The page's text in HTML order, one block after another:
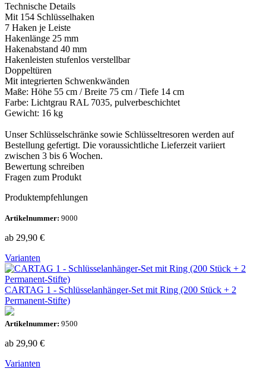
Technische Details
Mit 154 Schlüsselhaken
7 Haken je Leiste
Hakenlänge 25 mm
Hakenabstand 40 mm
Hakenleisten stufenlos verstellbar
Doppeltüren
Mit integrierten Schwenkwänden
Maße: Höhe 55 cm / Breite 75 cm / Tiefe 14 cm
Farbe: Lichtgrau RAL 7035, pulverbeschichtet
Gewicht: 16 kg
Unser Schlüsselschränke sowie Schlüsseltresoren werden auf
Bestellung gefertigt. Die voraussichtliche Lieferzeit variiert
zwischen 3 bis 6 Wochen.
Bewertung schreiben
Fragen zum Produkt
Produktempfehlungen
Artikelnummer: 9000
ab 29,90 €
Varianten
CARTAG 1 - Schlüsselanhänger-Set mit Ring (200 Stück + 2
Permanent-Stifte)
Artikelnummer: 9500
ab 29,90 €
Varianten